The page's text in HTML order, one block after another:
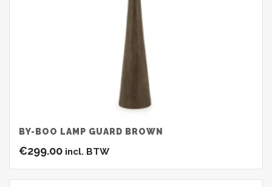
BY-BOO LAMP GUARD BROWN
€299.00 incl. BTW